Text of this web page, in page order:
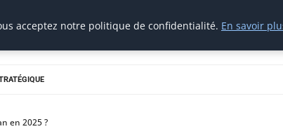
en 2025 ?
acceptez notre politique de confidentialité. En savoir